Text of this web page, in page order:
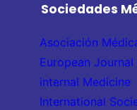
Sociedades
Asociación
European
internal Medicine
International